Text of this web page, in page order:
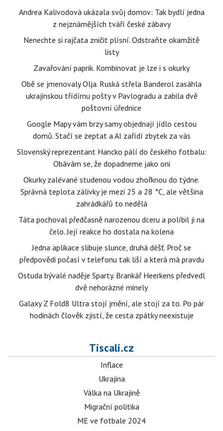
Andrea Kalivodová ukázala svůj domov: Tak bydlí jedna
z nejznámějších tváří české zábavy
Nenechte si rajčata zničit plísní. Odstraňte okamžitě
listy
Zavařování paprik. Kombinovat je lze i s okurky
Obě se jmenovaly Olja. Ruská střela Banderol zasáhla
ukrajinskou třídírnu pošty v Pavlogradu a zabila dvě
poštovní úřednice
Google Mapy vám brzy samy objednají jídlo cestou
domů. Stačí se zeptat a AI zařídí zbytek za vás
Slovenský reprezentant Hancko pálí do českého fotbalu:
Obávám se, že dopadneme jako oni
Okurky zalévané studenou vodou zhořknou do týdne.
Správná teplota zálivky je mezi 25 a 28 °C, ale většina
zahrádkářů to nedělá
Táta pochoval předčasně narozenou dceru a políbil ji na
čelo. Její reakce ho dostala na kolena
Jedna aplikace slibuje slunce, druhá déšť. Proč se
předpovědi počasí v telefonu tak liší a která má pravdu
Ostuda bývalé naděje Sparty. Brankář Heerkens předvedl
dvě nehorázné minely
Galaxy Z Fold8 Ultra stojí jmění, ale stojí za to. Po pár
hodinách člověk zjistí, že cesta zpátky neexistuje
Tiscali.cz
Inflace
Ukrajina
Válka na Ukrajině
Migrační politika
ME ve fotbale 2024